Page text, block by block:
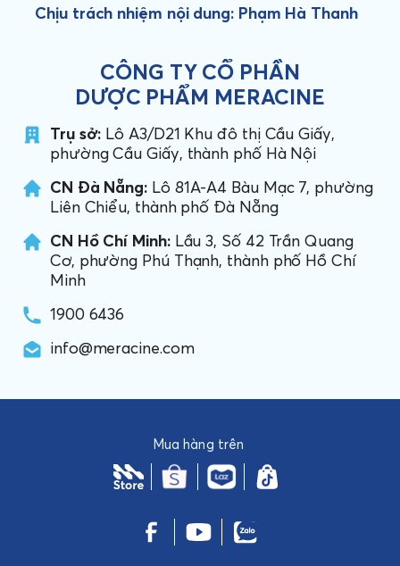
Chịu trách nhiệm nội dung: Phạm Hà Thanh
CÔNG TY CỔ PHẦN
DƯỢC PHẨM MERACINE
Trụ sở: Lô A3/D21 Khu đô thị Cầu Giấy,
phường Cầu Giấy, thành phố Hà Nội
CN Đà Nẵng: Lô 81A-A4 Bàu Mạc 7, phường
Liên Chiểu, thành phố Đà Nẵng
CN Hồ Chí Minh:Lầu 3, Số 42 Trần Quang
Cơ, phường Phú Thạnh, thành phố Hồ Chí
Minh
1900 6436
info@meracine.com
Mua hàng trên